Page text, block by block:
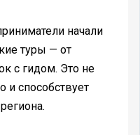
начали
туры — от
с гидом. Это не
и способствует